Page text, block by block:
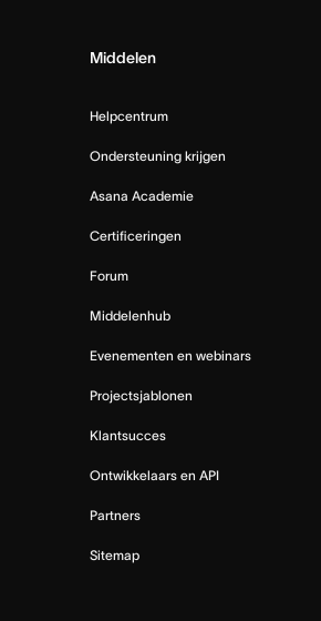
Middelen
Helpcentrum
Ondersteuning krijgen
Asana Academie
Certificeringen
Forum
Middelenhub
Evenementen en webinars
Projectsjablonen
Klantsucces
Ontwikkelaars en API
Partners
Sitemap